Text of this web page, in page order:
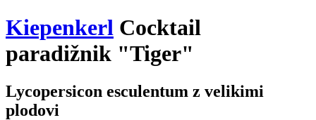
Kiepenkerl Cocktail
paradižnik "Tiger"
Lycopersicon esculentum z velikimi
plodovi